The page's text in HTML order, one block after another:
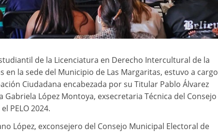
de la Licenciatura en Derecho Intercultural de la
la sede del Municipio de Las Margaritas, estuvo a cargo
Ciudadana encabezada por su Titular Pablo Álvarez
Gabriela López Montoya, exsecretaria Técnica del Consejo
PELO 2024.
López, exconsejero del Consejo Municipal Electoral de